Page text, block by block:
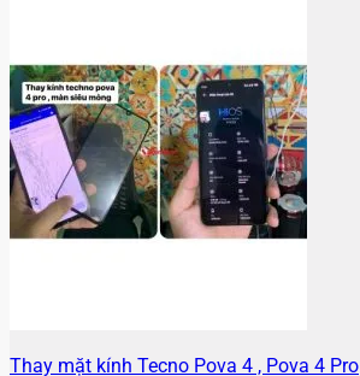
Thay mặt kính Tecno Pova 4 , Pova 4 Pro